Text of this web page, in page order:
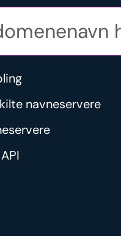
navneservere